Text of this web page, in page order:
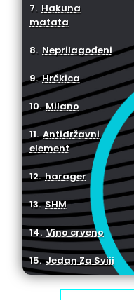
7. Hakuna
matata
8. Neprilagođeni
9.Hrčkica
10.Milano
11.Antidržavni
element
12.harager
13.SHM
14.Vino crveno
15.Jedan Za Sviii